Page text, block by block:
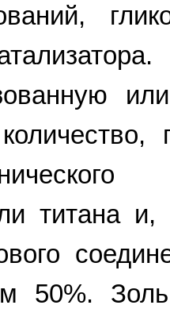
титана
50%. Золь